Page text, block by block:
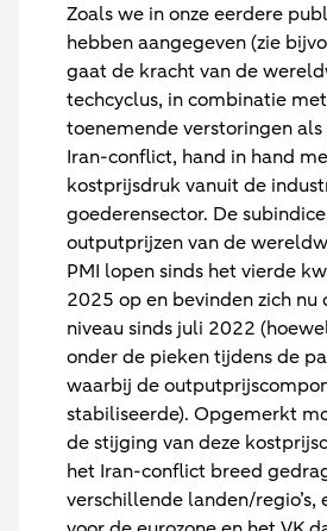
Zoals we in onze eerdere
hebben aangegeven (zie
gaat de kracht van de
techcyclus, in combinatie
toenemende verstoringen
Iran-conflict, hand in hand
kostprijsdruk vanuit de
goederensector. De
outputprijzen van de
PMI lopen sinds het vierde
2025 op en bevinden zich nu
niveau sinds juli 2022
onder de pieken tijdens de
waarbij de
stabiliseerde). Opgemerkt
de stijging van deze
het Iran-conflict breed
verschillende landen/regio’s,